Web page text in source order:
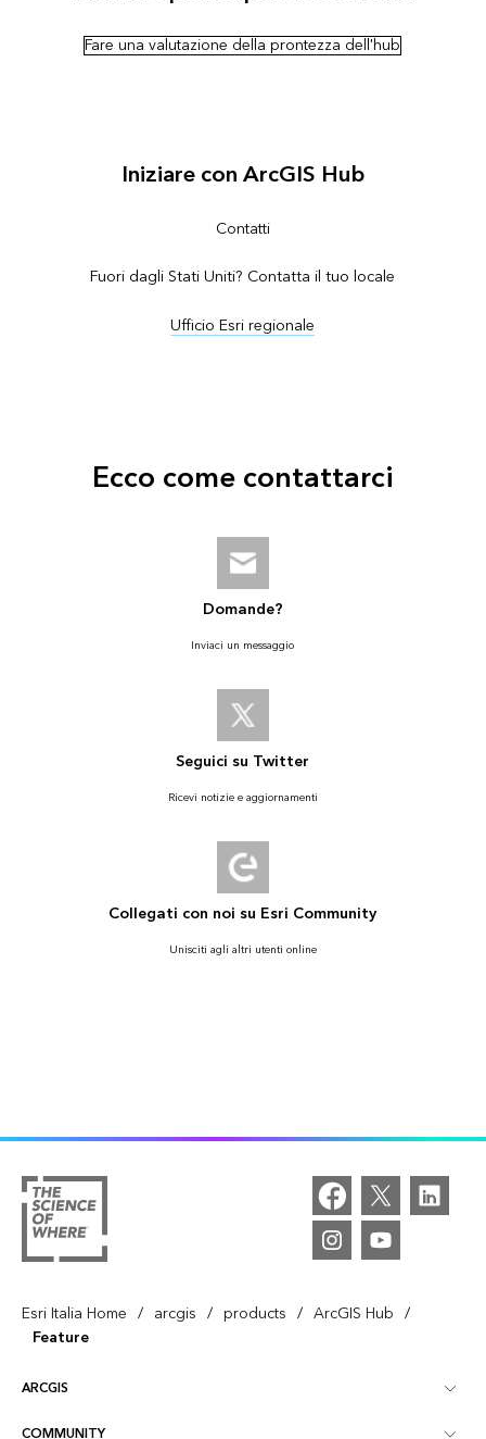
Fare una valutazione della prontezza dell'hub
Iniziare con ArcGIS Hub
Contatti
Fuori dagli Stati Uniti? Contatta il tuo locale
Ufficio Esri regionale
Ecco come contattarci
Domande?
Inviaci un messaggio
Seguici su Twitter
Ricevi notizie e aggiornamenti
Collegati con noi su Esri Community
Unisciti agli altri utenti online
Esri Italia Home / arcgis / products / ArcGIS Hub /
Feature
ARCGIS
COMMUNITY